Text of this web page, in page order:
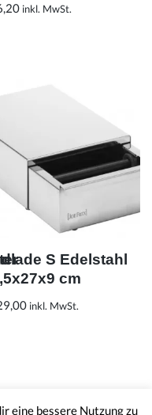
inkl. MwSt.
S Edelstahl
cm
inkl. MwSt.
eine bessere Nutzung zu